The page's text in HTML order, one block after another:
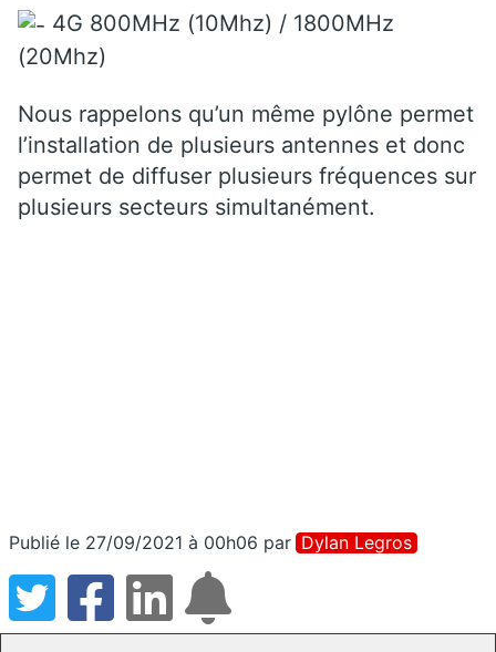
4G 800MHz (10Mhz) / 1800MHz
(20Mhz)
Nous rappelons qu’un même pylône permet
l’installation de plusieurs antennes et donc
permet de diffuser plusieurs fréquences sur
plusieurs secteurs simultanément.
Publié le 27/09/2021 à 00h06 par Dylan Legros